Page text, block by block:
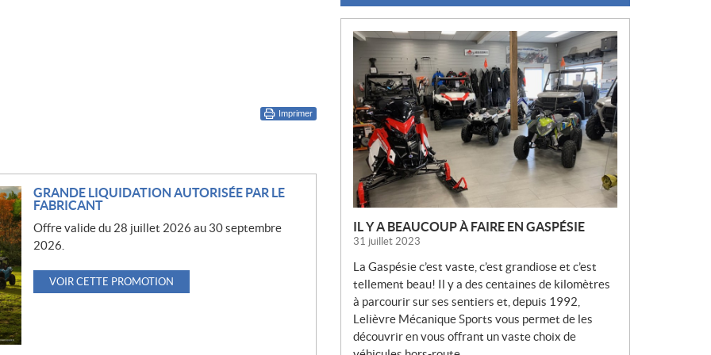
Imprimer
GRANDE LIQUIDATION AUTORISÉE PAR LE
FABRICANT
Offre valide du 28 juillet 2026 au 30 septembre
2026.
VOIR CETTE PROMOTION
N
U
V
E
L
L
E
S
IL Y A BEAUCOUP À FAIRE EN GASPÉSIE
31 juillet 2023
La Gaspésie c’est vaste, c’est grandiose et c’est
tellement beau! Il y a des centaines de kilomètres
à parcourir sur ses sentiers et, depuis 1992,
Lelièvre Mécanique Sports vous permet de les
découvrir en vous offrant un vaste choix de